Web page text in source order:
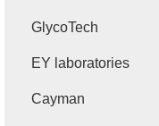
GlycoTech
EY laboratories
Cayman